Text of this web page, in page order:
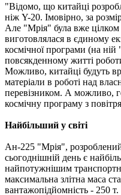
"Відомо, що китайці
ніж Y-20. Імовірно, за
Але "Мрія" була вже
виготовлялася в єдиному
космічної програми (на
повсякденному житті
Можливо, китайці будуть
матеріали в роботі над
перевізником. А можливо,
космічну програму з
Найбільший у світі
Ан-225 "Мрія",
сьогоднішній день є
найпотужнішим
максимальна злітна маса
вантажопідйомність - 250 т.